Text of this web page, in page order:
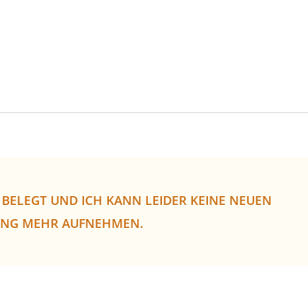
UND ICH KANN LEIDER KEINE NEUEN
MEHR AUFNEHMEN.